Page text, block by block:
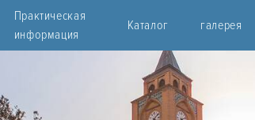
Практическая
информация
Каталог галерея